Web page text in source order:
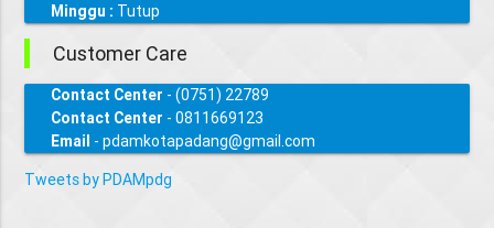
Minggu : Tutup
Customer Care
Contact Center - (0751) 22789
Contact Center - 0811669123
Email - pdamkotapadang@gmail.com
Tweets by PDAMpdg